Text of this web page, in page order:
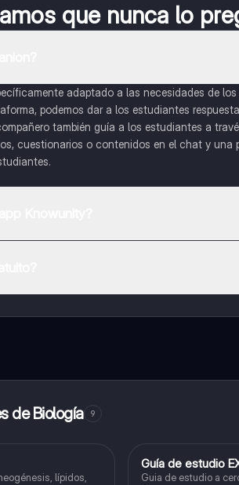
que nunca lo
adaptado a las necesidades de
podemos dar a los estudiantes
también guía a los estudiantes a
cuestionarios o contenidos en el chat y una
utilizando la aplicación, que te permitirá
de Biología 9
lípidos,
Historia
Guía de estudio
Guia de estudio a